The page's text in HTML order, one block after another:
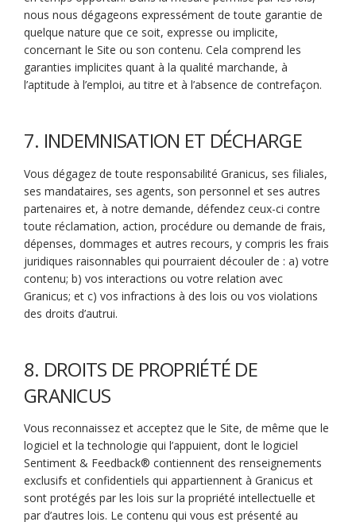
nous nous dégageons expressément de toute garantie de
quelque nature que ce soit, expresse ou implicite,
concernant le Site ou son contenu. Cela comprend les
garanties implicites quant à la qualité marchande, à
l’aptitude à l’emploi, au titre et à l’absence de contrefaçon.
7. INDEMNISATION ET DÉCHARGE
Vous dégagez de toute responsabilité Granicus, ses filiales,
ses mandataires, ses agents, son personnel et ses autres
partenaires et, à notre demande, défendez ceux-ci contre
toute réclamation, action, procédure ou demande de frais,
dépenses, dommages et autres recours, y compris les frais
juridiques raisonnables qui pourraient découler de : a) votre
contenu; b) vos interactions ou votre relation avec
Granicus; et c) vos infractions à des lois ou vos violations
des droits d’autrui.
8. DROITS DE PROPRIÉTÉ DE
GRANICUS
Vous reconnaissez et acceptez que le Site, de même que le
logiciel et la technologie qui l’appuient, dont le logiciel
Sentiment & Feedback® contiennent des renseignements
exclusifs et confidentiels qui appartiennent à Granicus et
sont protégés par les lois sur la propriété intellectuelle et
par d’autres lois. Le contenu qui vous est présenté au